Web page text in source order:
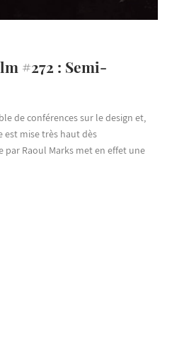
#272 : Semi-
de conférences sur le design et,
est mise très haut dès
par Raoul Marks met en effet une